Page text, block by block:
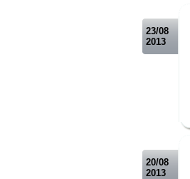
23/08
2013
20/08
2013